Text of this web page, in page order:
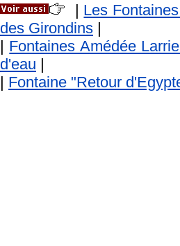
| Les
des Girondins |
| Fontaines Amédée
d'eau |
| Fontaine "Retour